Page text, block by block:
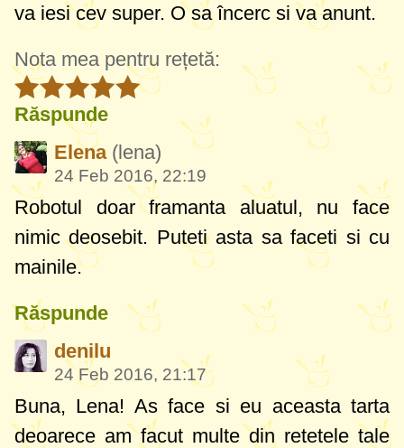
va iesi cev super. O sa încerc si va anunt.
Nota mea pentru rețetă:
Răspunde
Elena (lena)
24 Feb 2016, 22:19
Robotul doar framanta aluatul, nu face
nimic deosebit. Puteti asta sa faceti si cu
mainile.
Răspunde
denilu
24 Feb 2016, 21:17
Buna, Lena! As face si eu aceasta tarta
deoarece am facut multe din retetele tale